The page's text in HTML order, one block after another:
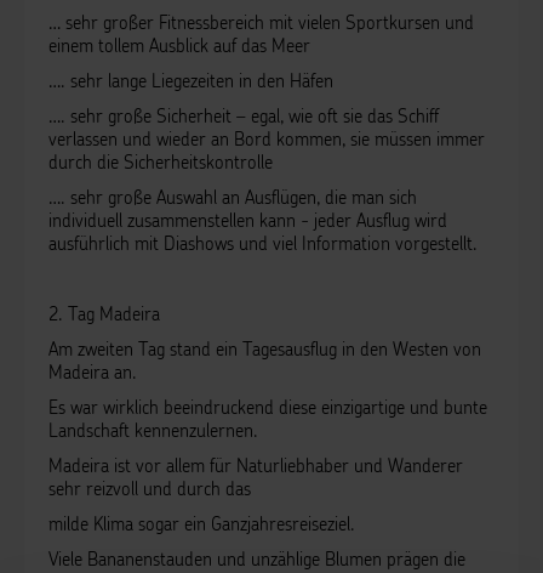
… sehr großer Fitnessbereich mit vielen Sportkursen und
einem tollem Ausblick auf das Meer
…. sehr lange Liegezeiten in den Häfen
…. sehr große Sicherheit – egal, wie oft sie das Schiff
verlassen und wieder an Bord kommen, sie müssen immer
durch die Sicherheitskontrolle
…. sehr große Auswahl an Ausflügen, die man sich
individuell zusammenstellen kann - jeder Ausflug wird
ausführlich mit Diashows und viel Information vorgestellt.
2. Tag Madeira
Am zweiten Tag stand ein Tagesausflug in den Westen von
Madeira an.
Es war wirklich beeindruckend diese einzigartige und bunte
Landschaft kennenzulernen.
Madeira ist vor allem für Naturliebhaber und Wanderer
sehr reizvoll und durch das
milde Klima sogar ein Ganzjahresreiseziel.
Viele Bananenstauden und unzählige Blumen prägen die